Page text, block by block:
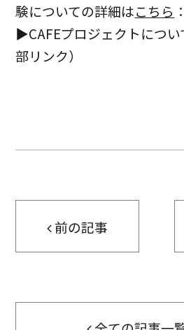
験についての詳細はこちら
▶CAFEプロジェクトについ
部リンク）
前の記事